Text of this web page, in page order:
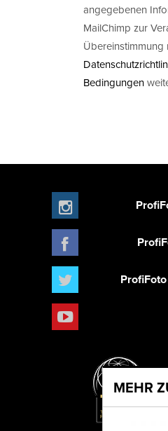
angegebenen
MailChimp zur
Übereinstimmung
Bedingungen
MEHR